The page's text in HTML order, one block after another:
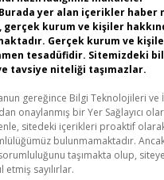
yer alan içerikler haber
gerçek kurum ve kişiler
Gerçek kurum ve
tesadüfidir. Sitemizdeki
tavsiye niteliği taşımazlar.
gereğince Bilgi Teknolojileri ve
onaylanmış bir Yer Sağlayıcı
sitedeki içerikleri proaktif
bulunmamaktadır.
taşımakta olup,
sayılırlar.